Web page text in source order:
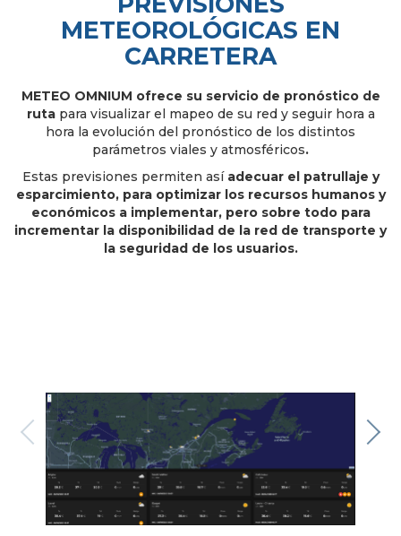
METEOROLÓGICAS EN
CARRETERA
METEO OMNIUM ofrece su servicio de pronóstico de
ruta para visualizar el mapeo de su red y seguir hora a
hora la evolución del pronóstico de los distintos
parámetros viales y atmosféricos.
Estas previsiones permiten así adecuar el patrullaje y
esparcimiento, para optimizar los recursos humanos y
económicos a implementar, pero sobre todo para
incrementar la disponibilidad de la red de transporte y
la seguridad de los usuarios.